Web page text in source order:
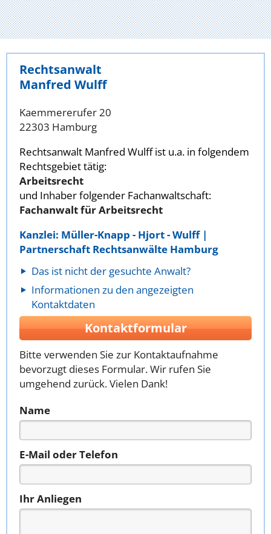
Rechtsanwalt
Manfred Wulff
Kaemmererufer 20
22303 Hamburg
Rechtsanwalt Manfred Wulff ist u.a. in folgendem
Rechtsgebiet tätig:
Arbeitsrecht
und Inhaber folgender Fachanwaltschaft:
Fachanwalt für Arbeitsrecht
Kanzlei: Müller-Knapp - Hjort - Wulff |
Partnerschaft Rechtsanwälte Hamburg
Das ist nicht der gesuchte Anwalt?
Informationen zu den angezeigten
Kontaktdaten
Kontaktformular
Bitte verwenden Sie zur Kontaktaufnahme
bevorzugt dieses Formular. Wir rufen Sie
umgehend zurück. Vielen Dank!
Name
E-Mail oder Telefon
Ihr Anliegen